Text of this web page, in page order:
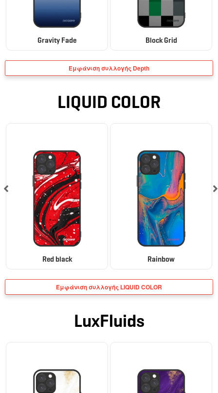
Gravity Fade Block Grid
Εμφάνιση συλλογής Depth
LIQUID COLOR
Red black Rainbow
Εμφάνιση συλλογής LIQUID COLOR
LuxFluids